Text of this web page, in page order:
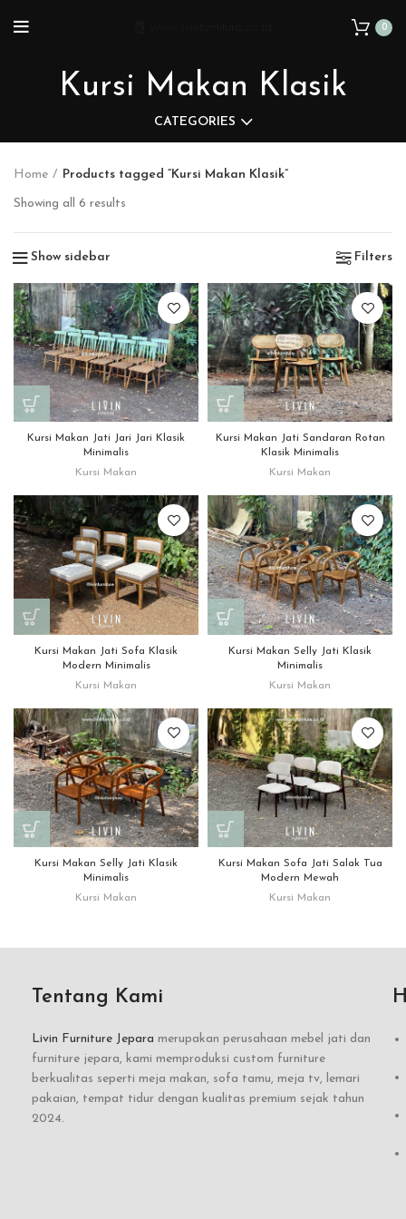
0
Kursi Makan Klasik
CATEGORIES
Home Products tagged “Kursi Makan Klasik”
Showing all 6 results
Show sidebar Filters
Kursi Makan Jati Jari Jari Klasik
Minimalis
Kursi Makan
Kursi Makan Jati Sandaran Rotan
Klasik Minimalis
Kursi Makan
Kursi Makan Jati Sofa Klasik
Modern Minimalis
Kursi Makan
Kursi Makan Selly Jati Klasik
Minimalis
Kursi Makan
Kursi Makan Selly Jati Klasik
Minimalis
Kursi Makan
Kursi Makan Sofa Jati Salak Tua
Modern Mewah
Kursi Makan
Tentang Kami
Livin Furniture Jepara merupakan perusahaan mebel jati dan
furniture jepara, kami memproduksi custom furniture
berkualitas seperti meja makan, sofa tamu, meja tv, lemari
pakaian, tempat tidur dengan kualitas premium sejak tahun
2024.